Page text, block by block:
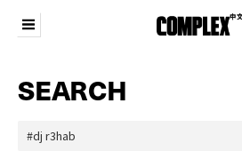
SEARCH